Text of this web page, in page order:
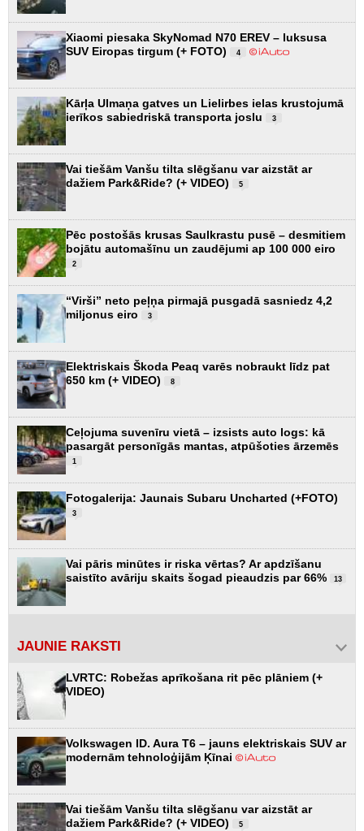
Xiaomi piesaka SkyNomad N70 EREV – luksusa
SUV Eiropas tirgum (+ FOTO)
4
Kārļa Ulmaņa gatves un Lielirbes ielas krustojumā
ierīkos sabiedriskā transporta joslu
3
Vai tiešām Vanšu tilta slēgšanu var aizstāt ar
dažiem Park&Ride? (+ VIDEO)
5
Pēc postošās krusas Saulkrastu pusē – desmitiem
bojātu automašīnu un zaudējumi ap 100 000 eiro
2
“Virši” neto peļņa pirmajā pusgadā sasniedz 4,2
miljonus eiro
3
Elektriskais Škoda Peaq varēs nobraukt līdz pat
650 km (+ VIDEO)
8
Ceļojuma suvenīru vietā – izsists auto logs: kā
pasargāt personīgās mantas, atpūšoties ārzemēs
1
Fotogalerija: Jaunais Subaru Uncharted (+FOTO)
3
Vai pāris minūtes ir riska vērtas? Ar apdzīšanu
saistīto avāriju skaits šogad pieaudzis par 66%
13
JAUNIE RAKSTI
LVRTC: Robežas aprīkošana rit pēc plāniem (+
VIDEO)
Volkswagen ID. Aura T6 – jauns elektriskais SUV ar
modernām tehnoloģijām Ķīnai
Vai tiešām Vanšu tilta slēgšanu var aizstāt ar
dažiem Park&Ride? (+ VIDEO)
5